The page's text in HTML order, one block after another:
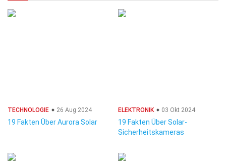
TECHNOLOGIE 26 Aug 2024
19 Fakten Über Aurora Solar
ELEKTRONIK 03 Okt 2024
19 Fakten Über Solar-
Sicherheitskameras